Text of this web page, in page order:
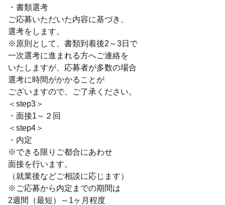
・書類選考
ご応募いただいた内容に基づき、
選考をします。
※原則として、書類到着後2～3日で
一次選考に進まれる方へご連絡を
いたしますが、応募者が多数の場合
選考に時間がかかることが
ございますので、ご了承ください。
＜step3＞
・面接1～２回
＜step4＞
・内定
※できる限りご都合にあわせ
面接を行います。
（就業後などご相談に応じます）
※ご応募から内定までの期間は
2週間（最短）～1ヶ月程度